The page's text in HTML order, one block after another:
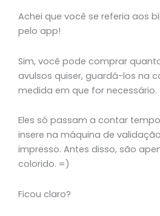
Achei que você se referia aos
pelo app!
Sim, você pode comprar
avulsos quiser, guardá-los na
medida em que for necessário.
Eles só passam a contar
insere na máquina de
impresso. Antes disso, são
colorido. =)
Ficou claro?